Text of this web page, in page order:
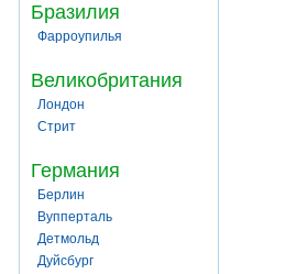
Бразилия
Фарроупилья
Великобритания
Лондон
Стрит
Германия
Берлин
Вупперталь
Детмольд
Дуйсбург